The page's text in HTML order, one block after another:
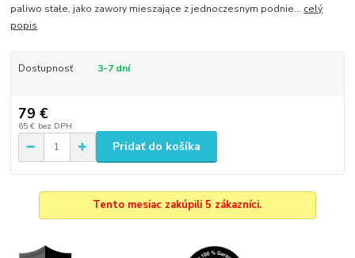
paliwo stałe, jako zawory mieszające z jednoczesnym podnie... celý
popis
Dostupnosť 3-7 dní
79 €
65 € bez DPH
Pridať do košíka
Tento mesiac zakúpili 5 zákazníci.